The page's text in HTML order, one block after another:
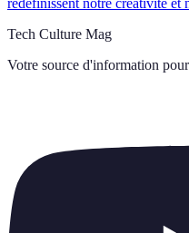
Tech Culture Mag
Votre source d'information